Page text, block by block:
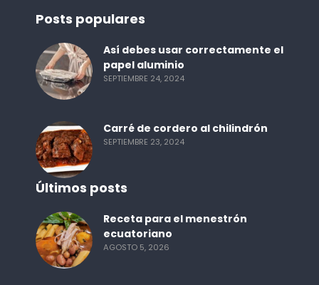
Posts populares
Así debes usar correctamente el
papel aluminio
SEPTIEMBRE 24, 2024
Carré de cordero al chilindrón
SEPTIEMBRE 23, 2024
Últimos posts
Receta para el menestrón
ecuatoriano
AGOSTO 5, 2026